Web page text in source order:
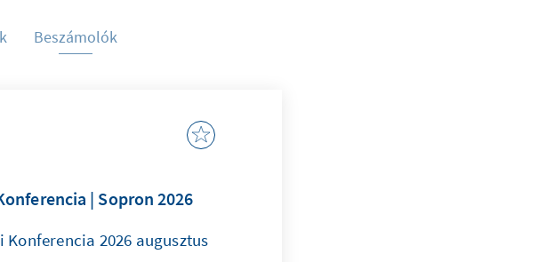
Beszámolók
| Sopron 2026
2026 augusztus